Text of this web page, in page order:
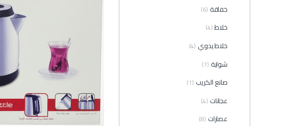
خفاقة (6)
خلاط(4)
خلاط يدوي (4)
شواية (7)
صانع الكريب (1)
عجانات (4)
عصارات (8)